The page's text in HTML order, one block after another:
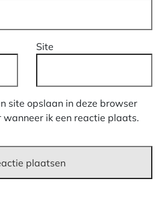
Site
site opslaan in deze browser
wanneer ik een reactie plaats.